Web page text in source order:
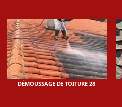
DÉMOUSSAGE DE TOITURE 28